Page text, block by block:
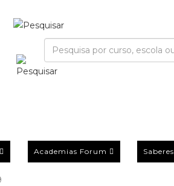
Academias Forum Saberes